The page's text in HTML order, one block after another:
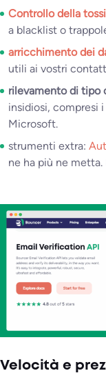
Controllo della
a blacklist o
arricchimento dei
utili ai vostri
rilevamento di tipo
insidiosi, compresi
Microsoft.
strumenti extra:
ne ha più ne
Velocità e